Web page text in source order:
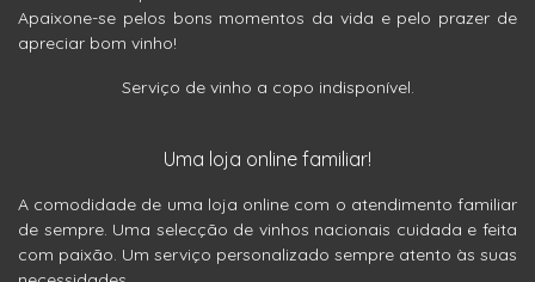
Apaixone-se pelos bons momentos da vida e pelo prazer de
apreciar bom vinho!
Serviço de vinho a copo indisponível.
Uma loja online familiar!
A comodidade de uma loja online com o atendimento familiar
de sempre. Uma selecção de vinhos nacionais cuidada e feita
com paixão. Um serviço personalizado sempre atento às suas